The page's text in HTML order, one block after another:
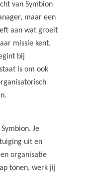
van Symbion
maar een
aan wat groeit
missie kent.
bij
is om ook
Je
uit en
organisatie
tonen, werk jij